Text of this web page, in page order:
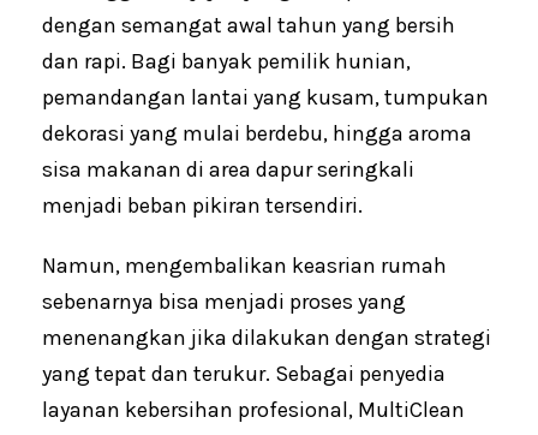
o
k
p
dengan semangat awal tahun yang bersih
dan rapi. Bagi banyak pemilik hunian,
pemandangan lantai yang kusam, tumpukan
dekorasi yang mulai berdebu, hingga aroma
sisa makanan di area dapur seringkali
menjadi beban pikiran tersendiri.
Namun, mengembalikan keasrian rumah
sebenarnya bisa menjadi proses yang
menenangkan jika dilakukan dengan strategi
yang tepat dan terukur. Sebagai penyedia
layanan kebersihan profesional, MultiClean